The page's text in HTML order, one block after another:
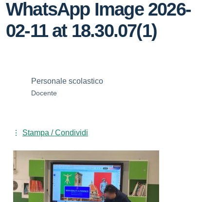
WhatsApp Image 2026-
02-11 at 18.30.07(1)
Personale scolastico
Docente
Stampa / Condividi